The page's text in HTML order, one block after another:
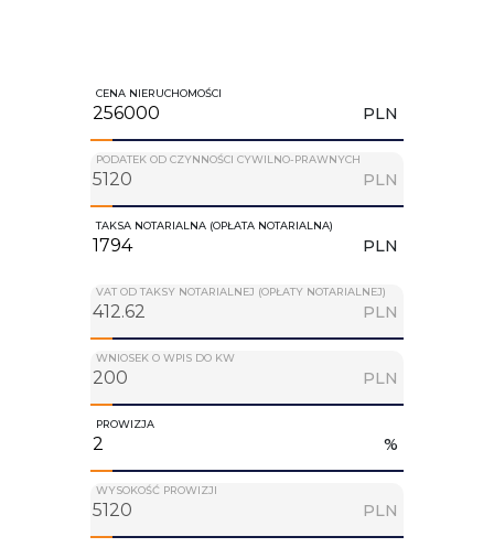
CENA NIERUCHOMOŚCI
PLN
PODATEK OD CZYNNOŚCI CYWILNO-PRAWNYCH
PLN
TAKSA NOTARIALNA (OPŁATA NOTARIALNA)
PLN
VAT OD TAKSY NOTARIALNEJ (OPŁATY NOTARIALNEJ)
PLN
WNIOSEK O WPIS DO KW
PLN
PROWIZJA
%
WYSOKOŚĆ PROWIZJI
PLN